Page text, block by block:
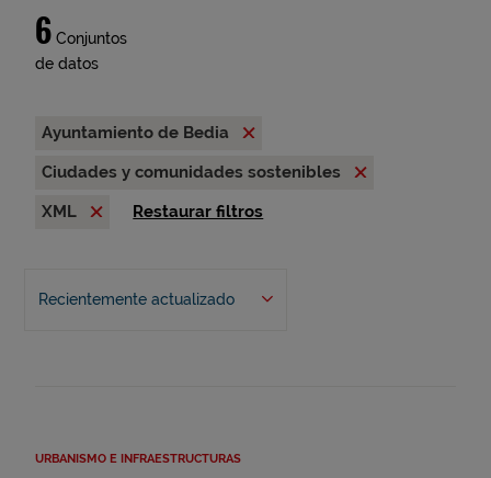
6 Conjuntos
de datos
Ayuntamiento de Bedia
Ciudades y comunidades sostenibles
XML
Restaurar filtros
Recientemente actualizado
URBANISMO E INFRAESTRUCTURAS